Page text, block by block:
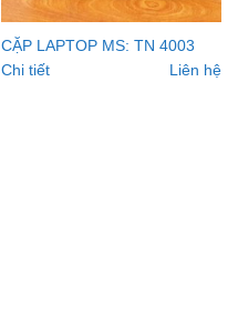
CẶP LAPTOP MS: TN 4003
Chi tiết
Liên hệ